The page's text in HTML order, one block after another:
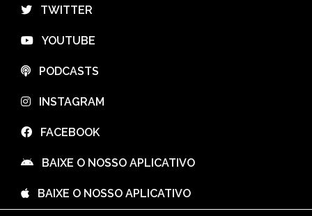
⠀TWITTER
⠀YOUTUBE
⠀PODCASTS
⠀INSTAGRAM
⠀FACEBOOK
⠀BAIXE O NOSSO APLICATIVO
⠀BAIXE O NOSSO APLICATIVO